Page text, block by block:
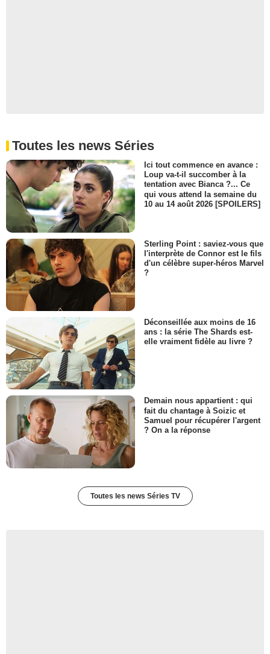
Toutes les news Séries
Ici tout commence en avance :
Loup va-t-il succomber à la
tentation avec Bianca ?... Ce
qui vous attend la semaine du
10 au 14 août 2026 [SPOILERS]
Sterling Point : saviez-vous que
l'interprète de Connor est le fils
d'un célèbre super-héros Marvel
?
Déconseillée aux moins de 16
ans : la série The Shards est-
elle vraiment fidèle au livre ?
Demain nous appartient : qui
fait du chantage à Soizic et
Samuel pour récupérer l'argent
? On a la réponse
Toutes les news Séries TV